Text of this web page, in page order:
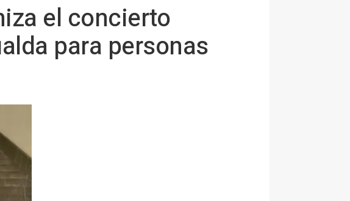
el concierto
para personas